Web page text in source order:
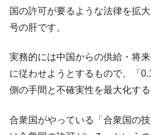
国の許可が要るような法律を拡
号の肝です。
実務的には中国からの供給・将
に従わせようとするもので、「
側の手間と不確実性を最大化す
合衆国がやっている「合衆国の